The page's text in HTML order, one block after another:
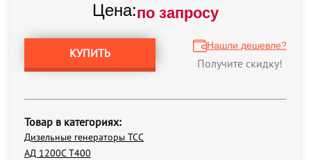
Цена:по запросу
КУПИТЬ
Нашли дешевле?
Получите скидку!
Товар в категориях:
Дизельные генераторы ТСС
АД 1200С Т400